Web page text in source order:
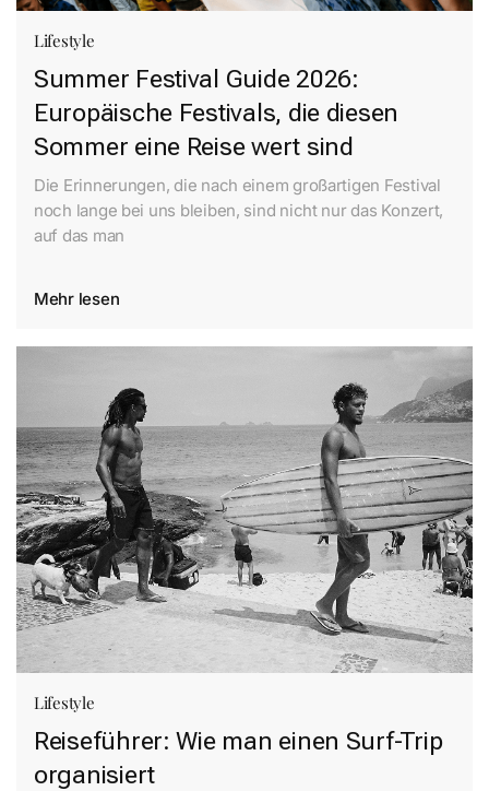
Lifestyle
Summer Festival Guide 2026:
Europäische Festivals, die diesen
Sommer eine Reise wert sind
Die Erinnerungen, die nach einem großartigen Festival
noch lange bei uns bleiben, sind nicht nur das Konzert,
auf das man
Mehr lesen
Lifestyle
Reiseführer: Wie man einen Surf-Trip
organisiert